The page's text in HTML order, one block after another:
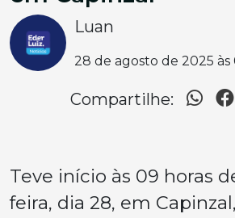
Luan
28 de agosto de 2025 às
Compartilhe:
Teve início às 09 horas
feira, dia 28, em